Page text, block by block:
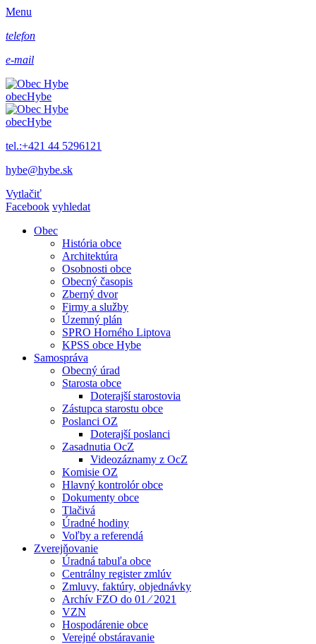
Menu
telefon
e-mail
obecHybe
obecHybe
tel.:+421 44 5296121
hybe@hybe.sk
Vytlačiť
Facebook vyhledat
Obec
História obce
Architektúra
Osobnosti obce
Obecný časopis
Zberný dvor
Firmy a služby
Územný plán
SPRO Horného Liptova
KPSS obce Hybe
Samospráva
Obecný úrad
Starosta obce
Doterajší starostovia
Zástupca starostu obce
Poslanci OZ
Doterajší poslanci
Zasadnutia OcZ
Videozáznamy z OcZ
Komisie OZ
Hlavný kontrolór obce
Dokumenty obce
Tlačivá
Úradné hodiny
Voľby a referendá
Zverejňovanie
Úradná tabuľa obce
Centrálny register zmlúv
Zmluvy, faktúry, objednávky
Archív FZO do 01 ⁄ 2021
VZN
Hospodárenie obce
Verejné obstáravanie